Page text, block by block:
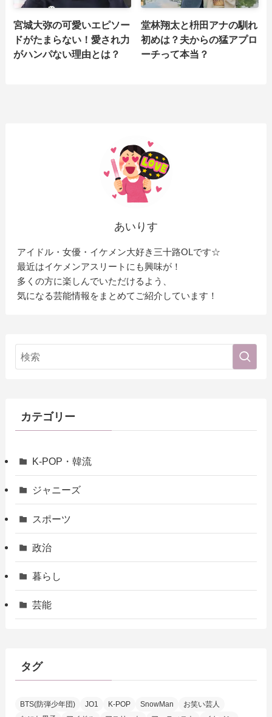
宮城大弥の可愛いエピソー
ドがたまらない！愛され力
がハンパない理由とは？
堂林翔太と枡田アナの馴れ
初めは？夫からの猛アプロ
ーチって本当？
あいりす
アイドル・女優・イケメン大好き三十路OLです☆
最近はイケメンアスリートにも興味が！
多くの方に楽しんでいただけるよう、
気になる芸能情報をまとめてご紹介しています！
カテゴリー
K-POP・韓流
ジャニーズ
スポーツ
政治
暮らし
芸能
タグ
BTS(防弾少年団) JO1 K-POP SnowMan
お笑い芸人